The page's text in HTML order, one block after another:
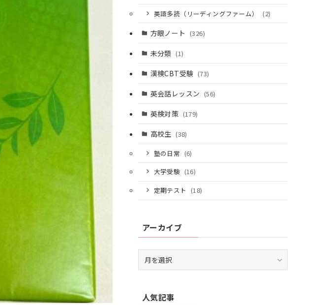
英語多読（リーディングファーム）
(2)
方眼ノート (326)
未分類 (1)
漢検CBT受験 (73)
英会話レッスン (56)
英検対策 (179)
高校生 (38)
塾の日常 (6)
大学受験 (16)
定期テスト (18)
アーカイブ
ー
ブ人気記事